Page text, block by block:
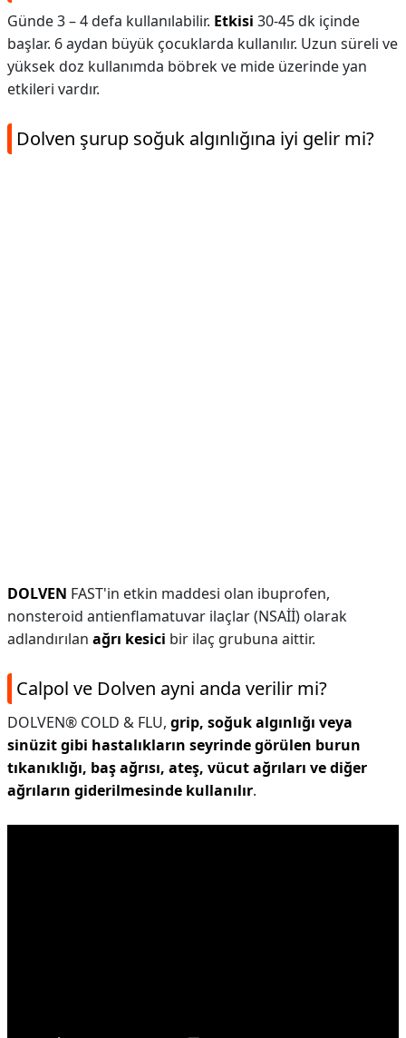
Günde 3 – 4 defa kullanılabilir. Etkisi 30-45 dk içinde
başlar. 6 aydan büyük çocuklarda kullanılır. Uzun süreli ve
yüksek doz kullanımda böbrek ve mide üzerinde yan
etkileri vardır.
Dolven şurup soğuk algınlığına iyi gelir mi?
DOLVEN FAST'in etkin maddesi olan ibuprofen,
nonsteroid antienflamatuvar ilaçlar (NSAİİ) olarak
adlandırılan ağrı kesici bir ilaç grubuna aittir.
Calpol ve Dolven ayni anda verilir mi?
DOLVEN® COLD & FLU, grip, soğuk algınlığı veya
sinüzit gibi hastalıkların seyrinde görülen burun
tıkanıklığı, baş ağrısı, ateş, vücut ağrıları ve diğer
ağrıların giderilmesinde kullanılır.